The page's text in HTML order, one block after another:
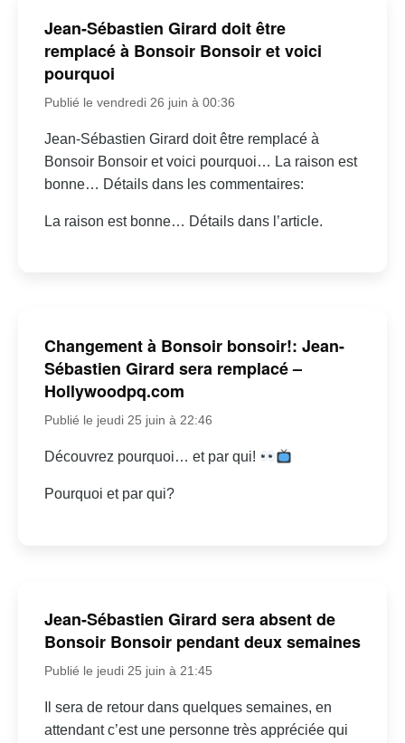
Jean-Sébastien Girard doit être
remplacé à Bonsoir Bonsoir et voici
pourquoi
Publié le vendredi 26 juin à 00:36
Jean-Sébastien Girard doit être remplacé à
Bonsoir Bonsoir et voici pourquoi… La raison est
bonne… Détails dans les commentaires:
La raison est bonne… Détails dans l’article.
Changement à Bonsoir bonsoir!: Jean-
Sébastien Girard sera remplacé –
Hollywoodpq.com
Publié le jeudi 25 juin à 22:46
Découvrez pourquoi… et par qui!
Pourquoi et par qui?
Jean-Sébastien Girard sera absent de
Bonsoir Bonsoir pendant deux semaines
Publié le jeudi 25 juin à 21:45
Il sera de retour dans quelques semaines, en
attendant c’est une personne très appréciée qui